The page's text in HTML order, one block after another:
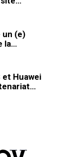
un (e)
la…
et Huawei